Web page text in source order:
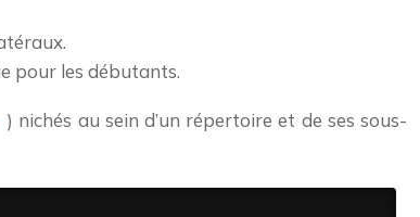
pour les débutants.
) nichés au sein d’un répertoire et de ses sous-